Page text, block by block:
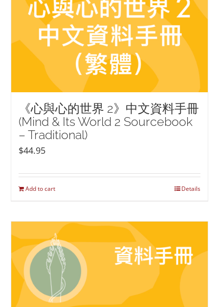
《心與心的世界 2》中文資料手冊
(Mind & Its World 2 Sourcebook
– Traditional)
$44.95
Add to cart Details